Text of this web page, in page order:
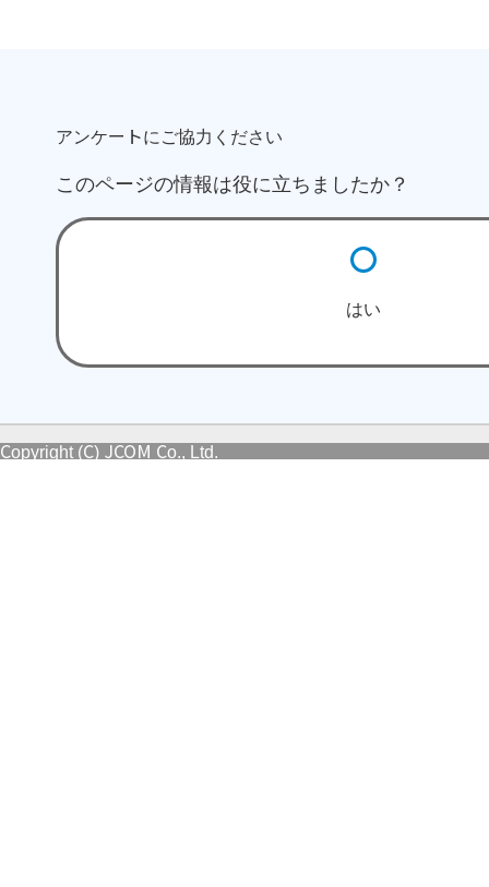
アンケートにご協力ください
このページの情報は役に立ちましたか？
はい
Copyright (C) JCOM Co., Ltd.